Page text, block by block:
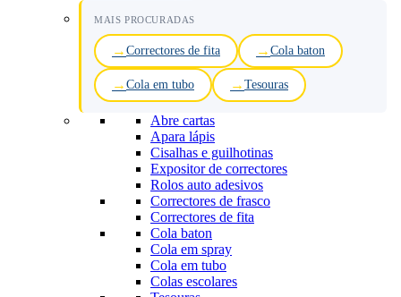
MAIS PROCURADAS
Correctores de fita Cola baton
Cola em tubo Tesouras
Abre cartas
Apara lápis
Cisalhas e guilhotinas
Expositor de correctores
Rolos auto adesivos
Correctores de frasco
Correctores de fita
Cola baton
Cola em spray
Cola em tubo
Colas escolares